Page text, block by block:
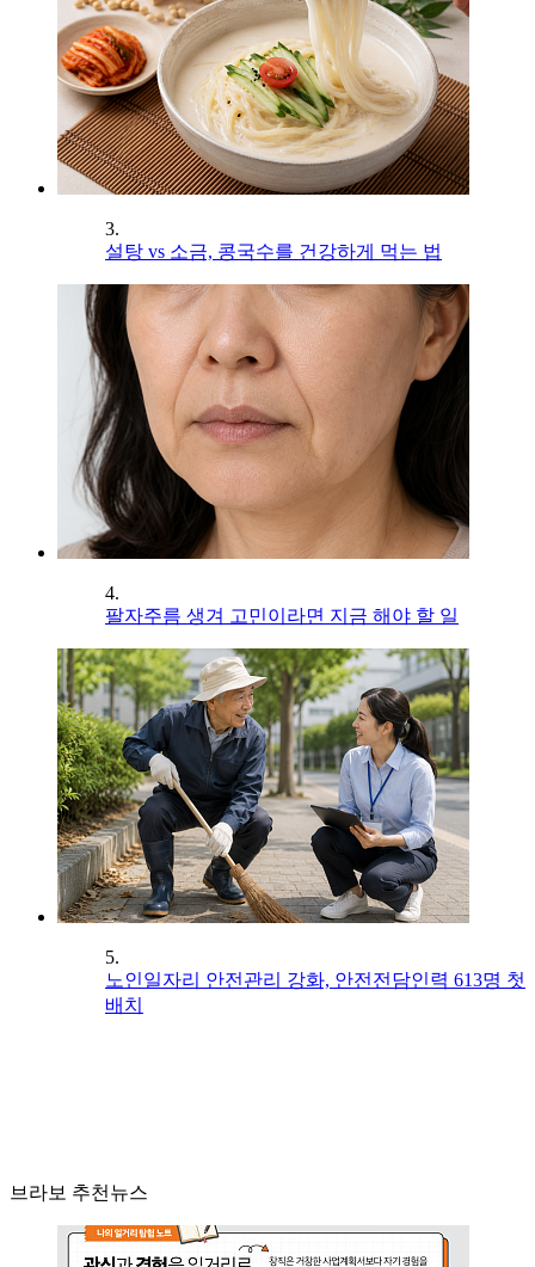
3.
설탕 vs 소금, 콩국수를 건강하게 먹는 법
4.
팔자주름 생겨 고민이라면 지금 해야 할 일
5.
노인일자리 안전관리 강화, 안전전담인력 613명 첫
배치
브라보 추천뉴스